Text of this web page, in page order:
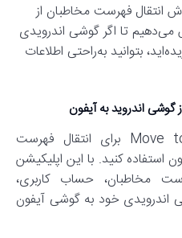
انتقال فهرست مخاطبان از
می‌دهیم تا اگر گوشی اندرویدی
بتوانید به‌راحتی اطلاعات
اندروید به آیفون
می‌توانید از اپلیکیشن Move to iOS برای انتقال فهرست
استفاده کنید. با این اپلیکیشن
مخاطبان، حساب کاربری،
اندرویدی خود به گوشی آیفون